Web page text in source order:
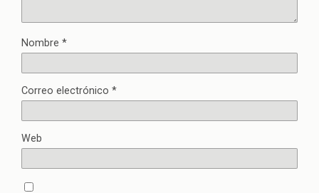
Nombre *
Correo electrónico *
Web